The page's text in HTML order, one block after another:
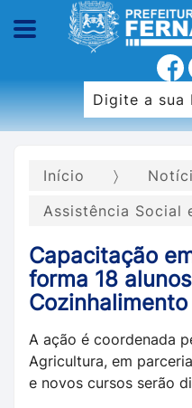
Início
Assistência Social
Capacitação
forma 18
Cozinhalimento
A ação é coordenada
Agricultura, em
e novos cursos serão